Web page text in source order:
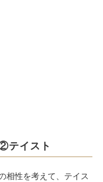
テイスト
相性を考えて、テイス